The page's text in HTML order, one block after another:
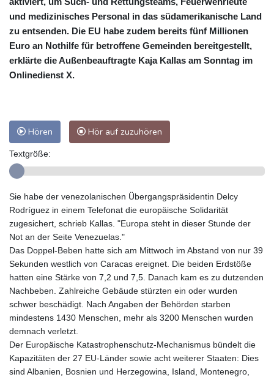
und medizinisches Personal in das südamerikanische Land
zu entsenden. Die EU habe zudem bereits fünf Millionen
Euro an Nothilfe für betroffene Gemeinden bereitgestellt,
erklärte die Außenbeauftragte Kaja Kallas am Sonntag im
Onlinedienst X.
Hören Hör auf zuzuhören
Textgröße:
Sie habe der venezolanischen Übergangspräsidentin Delcy
Rodríguez in einem Telefonat die europäische Solidarität
zugesichert, schrieb Kallas. "Europa steht in dieser Stunde der
Not an der Seite Venezuelas."
Das Doppel-Beben hatte sich am Mittwoch im Abstand von nur 39
Sekunden westlich von Caracas ereignet. Die beiden Erdstöße
hatten eine Stärke von 7,2 und 7,5. Danach kam es zu dutzenden
Nachbeben. Zahlreiche Gebäude stürzten ein oder wurden
schwer beschädigt. Nach Angaben der Behörden starben
mindestens 1430 Menschen, mehr als 3200 Menschen wurden
demnach verletzt.
Der Europäische Katastrophenschutz-Mechanismus bündelt die
Kapazitäten der 27 EU-Länder sowie acht weiterer Staaten: Dies
sind Albanien, Bosnien und Herzegowina, Island, Montenegro,